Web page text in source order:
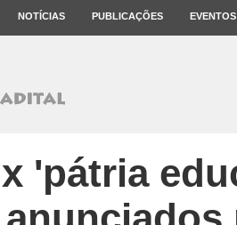
NOTÍCIAS PUBLICAÇÕES EVENTOS
'pátria